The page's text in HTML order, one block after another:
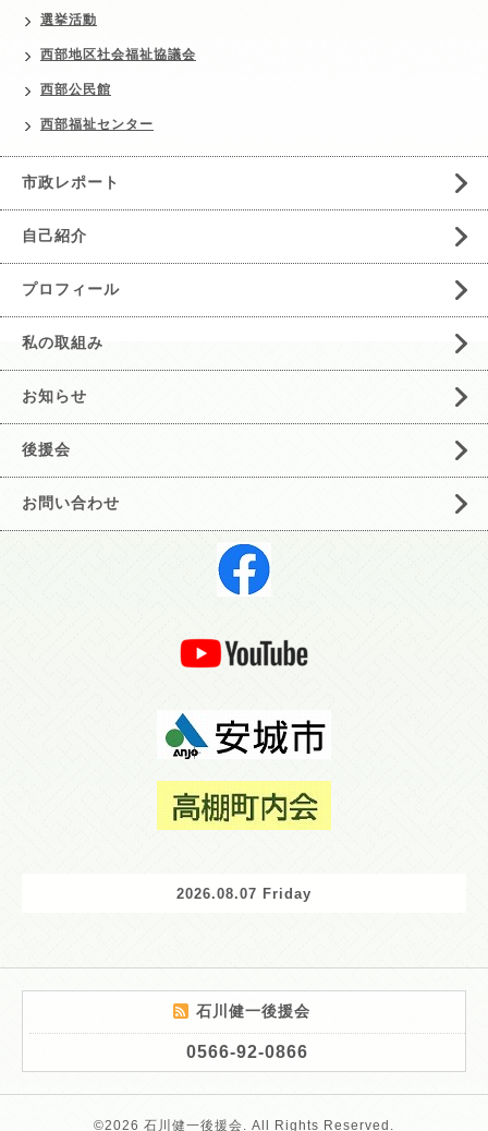
選挙活動
西部地区社会福祉協議会
西部公民館
西部福祉センター
市政レポート
自己紹介
プロフィール
私の取組み
お知らせ
後援会
お問い合わせ
2026.08.07 Friday
石川健一後援会
0566-92-0866
©2026 石川健一後援会. All Rights Reserved.